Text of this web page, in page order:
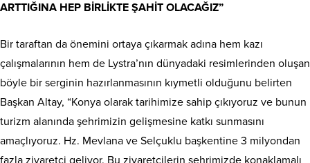
ARTTIĞINA HEP BİRLİKTE ŞAHİT OLACAĞIZ”
Bir taraftan da önemini ortaya çıkarmak adına hem kazı
çalışmalarının hem de Lystra’nın dünyadaki resimlerinden oluşan
böyle bir serginin hazırlanmasının kıymetli olduğunu belirten
Başkan Altay, “Konya olarak tarihimize sahip çıkıyoruz ve bunun
turizm alanında şehrimizin gelişmesine katkı sunmasını
amaçlıyoruz. Hz. Mevlana ve Selçuklu başkentine 3 milyondan